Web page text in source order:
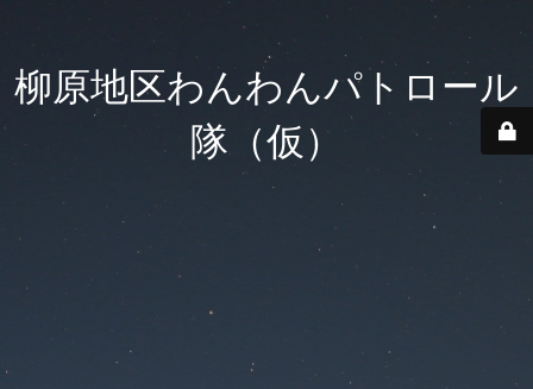
柳原地区わんわんパトロール
隊（仮）